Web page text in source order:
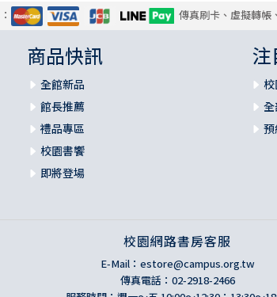
傳真刷卡、虛擬轉帳
商品快訊
全館新品
館長推薦
禮品專區
校園書饗
即將登場
注
校園網路書房客服
E-Mail： estore@campus.org.tw
傳真電話：02-2918-2466